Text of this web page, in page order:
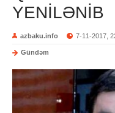
YENİLƏNİB
azbaku.info 7-11-2017,
Gündəm